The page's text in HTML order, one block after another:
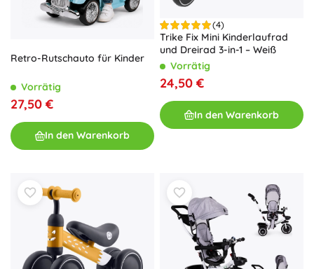
Retro-Rutschauto für Kinder
Vorrätig
27,50 €
In den Warenkorb
(4)
Trike Fix Mini Kinderlaufrad
und Dreirad 3-in-1 – Weiß
Vorrätig
24,50 €
In den Warenkorb